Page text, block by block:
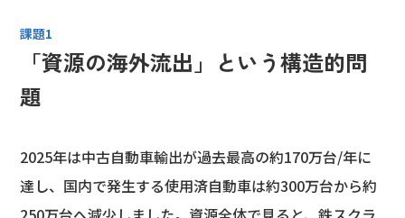
課題1
「資源の海外流出」という構造的問
題
2025年は中古自動車輸出が過去最高の約170万台/年に
達し、国内で発生する使用済自動車は約300万台から約